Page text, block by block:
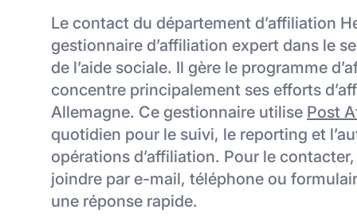
Le contact du département d’affiliation
gestionnaire d’affiliation expert dans le
de l’aide sociale. Il gère le programme
concentre principalement ses efforts
Allemagne. Ce gestionnaire utilise Post
quotidien pour le suivi, le reporting et
opérations d’affiliation. Pour le contacter,
joindre par e-mail, téléphone ou
une réponse rapide.